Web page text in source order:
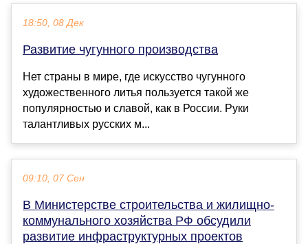
18:50, 08 Дек
Развитие чугунного производства
Нет страны в мире, где искусство чугунного
художественного литья пользуется такой же
популярностью и славой, как в России. Руки
талантливых русских м...
09:10, 07 Сен
В Министерстве строительства и жилищно-
коммунального хозяйства РФ обсудили
развитие инфраструктурных проектов